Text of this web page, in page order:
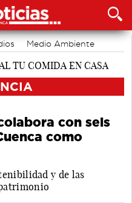
Medio Ambiente
con seis
como
y de las